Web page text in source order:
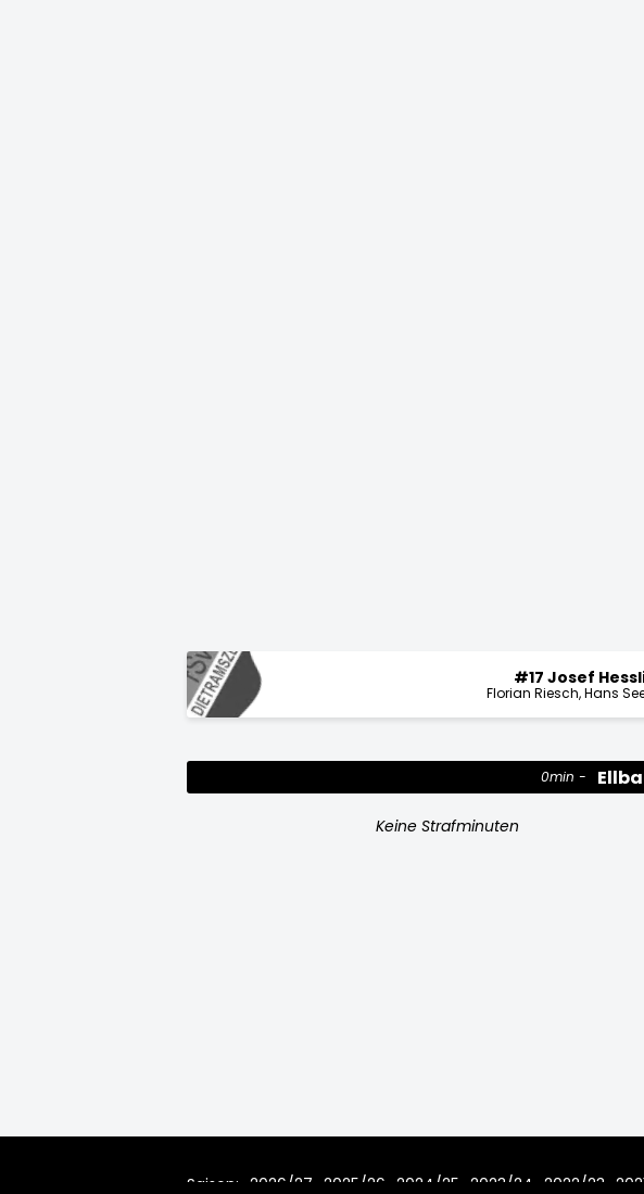
#17 Josef
Florian Riesch Hans
0min
Keine Strafminuten
Saison: 2026/27 2025/26 2024/25 2023/24 2022/23